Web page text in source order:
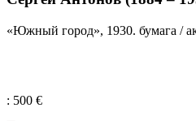
«Южный город», 1930. бумага /
: 500 €